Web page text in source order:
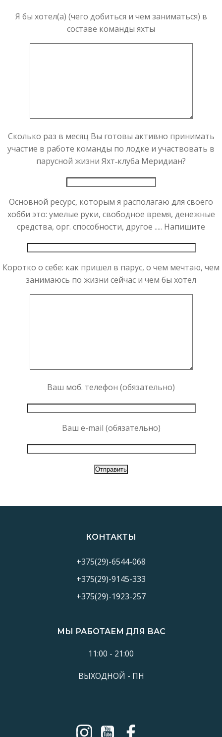
Я бы хотел(а) (чего добиться и чем заниматься) в
составе команды яхты
Сколько раз в месяц Вы готовы активно принимать
участие в работе команды по лодке и участвовать в
парусной жизни Яхт‑клуба Меридиан?
Основной ресурс, которым я располагаю для своего
хобби это: умелые руки, свободное время, денежные
средства, орг. способности, другое ..... Напишите
Коротко о себе: как пришел в парус, о чем мечтаю, чем
занимаюсь по жизни сейчас и чем бы хотел
Ваш моб. телефон (обязательно)
Ваш e-mail (обязательно)
КОНТАКТЫ
+375(29)-6544-068
+375(29)-9145-333
+375(29)-1923-257
МЫ РАБОТАЕМ ДЛЯ ВАС
11:00 - 21:00
ВЫХОДНОЙ - ПН